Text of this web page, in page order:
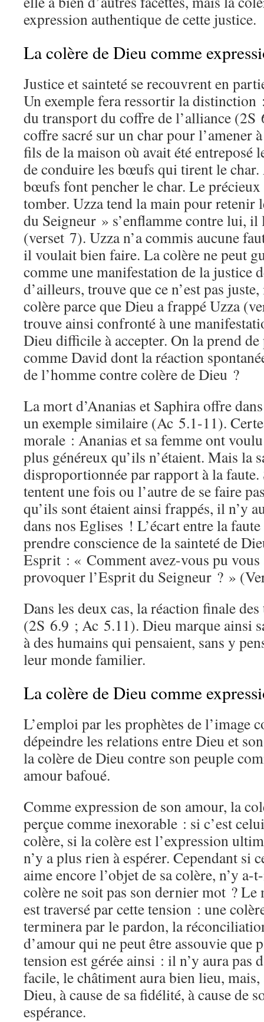
expression authentique de cette justice.
La colère de Dieu comme
Justice et sainteté se recouvrent en
Un exemple fera ressortir la distinction
du transport du coffre de l’alliance (2S
coffre sacré sur un char pour l’amener
fils de la maison où avait été entreposé
de conduire les bœufs qui tirent le
bœufs font pencher le char. Le
tomber. Uzza tend la main pour retenir
du Seigneur » s’enflamme contre lui,
(verset 7). Uzza n’a commis aucune
il voulait bien faire. La colère ne peut
comme une manifestation de la justice
d’ailleurs, trouve que ce n’est pas
colère parce que Dieu a frappé Uzza
trouve ainsi confronté à une
Dieu difficile à accepter. On la prend
comme David dont la réaction
de l’homme contre colère de Dieu ?
La mort d’Ananias et Saphira offre
un exemple similaire (Ac 5.1-11).
morale : Ananias et sa femme ont
plus généreux qu’ils n’étaient. Mais la
disproportionnée par rapport à la
tentent une fois ou l’autre de se faire
qu’ils sont étaient ainsi frappés, il n’y
dans nos Eglises ! L’écart entre la
prendre conscience de la sainteté de
Esprit : « Comment avez-vous pu
provoquer l’Esprit du Seigneur ? »
Dans les deux cas, la réaction finale
(2S 6.9 ; Ac 5.11). Dieu marque ainsi
à des humains qui pensaient, sans y
leur monde familier.
La colère de Dieu comme
L’emploi par les prophètes de l’image
dépeindre les relations entre Dieu et
la colère de Dieu contre son peuple
amour bafoué.
Comme expression de son amour, la
perçue comme inexorable : si c’est
colère, si la colère est l’expression
n’y a plus rien à espérer. Cependant si
aime encore l’objet de sa colère, n’y
colère ne soit pas son dernier mot ? Le
est traversé par cette tension : une
terminera par le pardon, la
d’amour qui ne peut être assouvie que
tension est gérée ainsi : il n’y aura pas
facile, le châtiment aura bien lieu,
Dieu, à cause de sa fidélité, à cause de
espérance.